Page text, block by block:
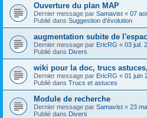
Ouverture du plan MAP
Dernier message par Samavist « 07
Publié dans Suggestion d'évolution
augmentation subite de
Dernier message par EricRG « 03 juil.
Publié dans Divers
wiki pour la doc, trucs
Dernier message par EricRG « 01 juin
Publié dans Trucs et astuces
Module de recherche
Dernier message par Samavist « 23
Publié dans Divers